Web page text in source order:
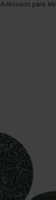
Adecuado para: